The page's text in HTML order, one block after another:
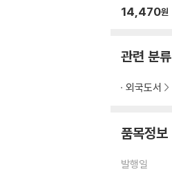
島」
14,470원
관련 분류
외국도서
품목정보
발행일